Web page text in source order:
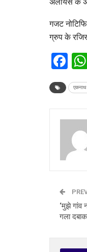
अलायंस के
गजट
ग्रुप के
एकनाथ
‘मुझे गांव
गला